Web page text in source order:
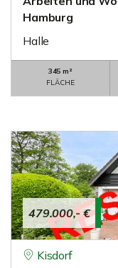
Hamburg
Halle
345 m²
FLÄCHE
479.000,- €
Kisdorf